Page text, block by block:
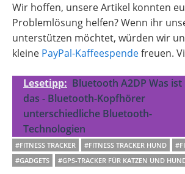
Wir hoffen, unsere Artikel konnten
Problemlösung helfen? Wenn ihr
unterstützen möchtet, würden wir
kleine PayPal-Kaffeespendefreuen.
Lesetipp: Bluetooth A2DP Was ist
das - Bluetooth-Kopfhörer
unterschiedliche Bluetooth-
Technologien
#FITNESS TRACKER #FITNESS TRACKER HUND
#GADGETS
#GPS-TRACKER FÜR KATZEN UND